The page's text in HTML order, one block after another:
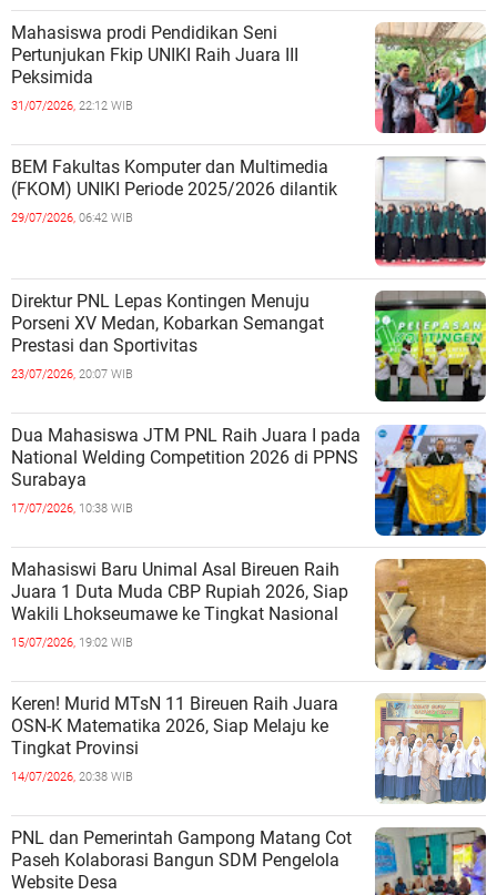
Mahasiswa prodi Pendidikan Seni
Pertunjukan Fkip UNIKI Raih Juara III
Peksimida
31/07/2026, 22:12 WIB
BEM Fakultas Komputer dan Multimedia
(FKOM) UNIKI Periode 2025/2026 dilantik
29/07/2026, 06:42 WIB
Direktur PNL Lepas Kontingen Menuju
Porseni XV Medan, Kobarkan Semangat
Prestasi dan Sportivitas
23/07/2026, 20:07 WIB
Dua Mahasiswa JTM PNL Raih Juara I pada
National Welding Competition 2026 di PPNS
Surabaya
17/07/2026, 10:38 WIB
Mahasiswi Baru Unimal Asal Bireuen Raih
Juara 1 Duta Muda CBP Rupiah 2026, Siap
Wakili Lhokseumawe ke Tingkat Nasional
15/07/2026, 19:02 WIB
Keren! Murid MTsN 11 Bireuen Raih Juara
OSN-K Matematika 2026, Siap Melaju ke
Tingkat Provinsi
14/07/2026, 20:38 WIB
PNL dan Pemerintah Gampong Matang Cot
Paseh Kolaborasi Bangun SDM Pengelola
Website Desa